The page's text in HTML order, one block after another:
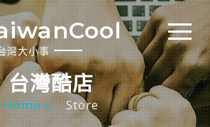
灣大小事
台灣酷店
Home » Store